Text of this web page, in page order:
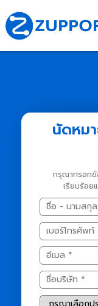
นัดหม
กรุณากรอกข้
เรียบร้อ